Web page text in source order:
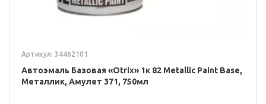
Артикул: 34462101
Автоэмаль Базовая «Otrix» 1к 82 Metallic Paint Base,
Металлик, Амулет 371, 750мл